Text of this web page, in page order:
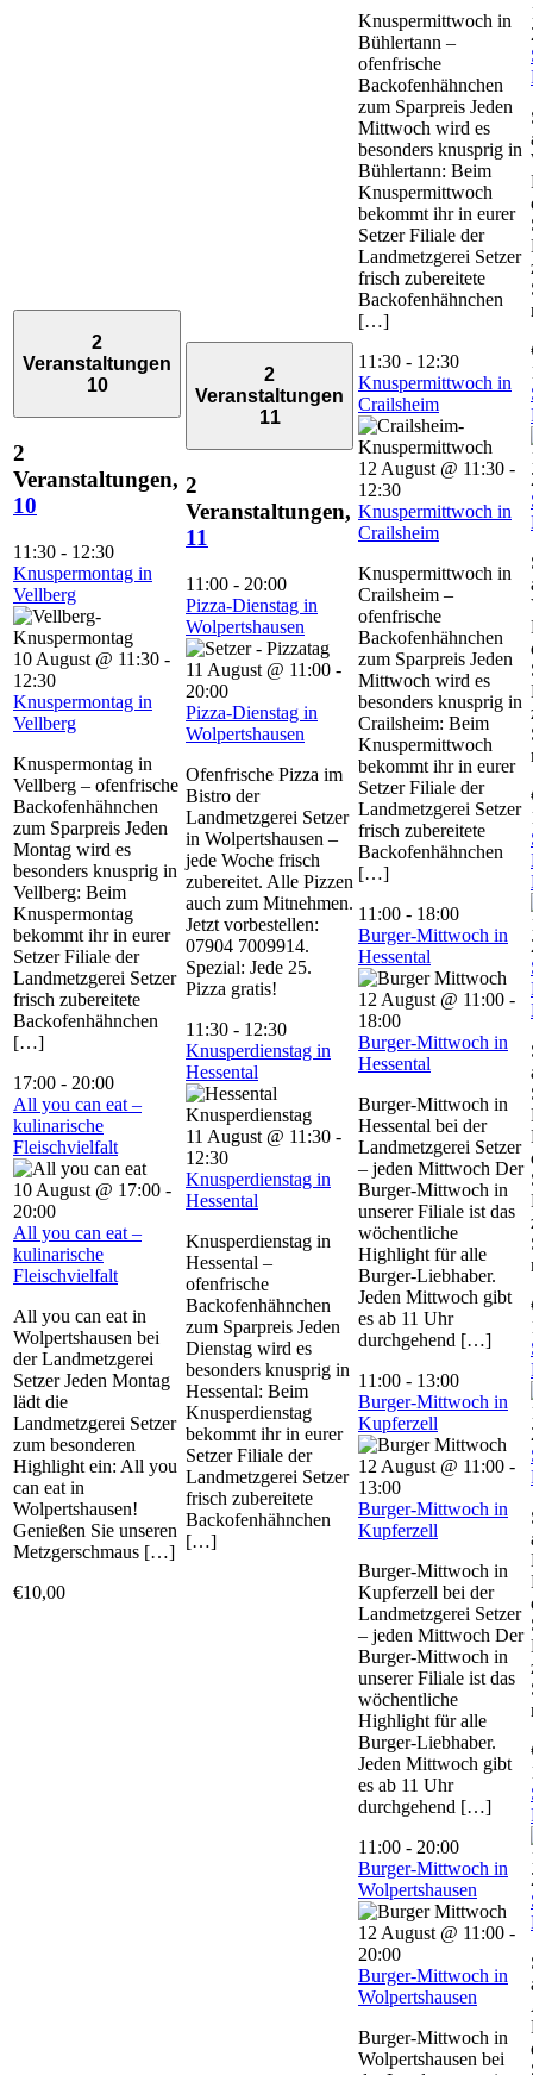
2
Veranstaltungen
10
2
Veranstaltungen,
10
11:30 - 12:30
Knuspermontag in
Vellberg
10 August @ 11:30 -
12:30
Knuspermontag in
Vellberg
Knuspermontag in
Vellberg – ofenfrische
Backofenhähnchen
zum Sparpreis Jeden
Montag wird es
besonders knusprig in
Vellberg: Beim
Knuspermontag
bekommt ihr in eurer
Setzer Filiale der
Landmetzgerei Setzer
frisch zubereitete
Backofenhähnchen
[…]
17:00 - 20:00
All you can eat –
kulinarische
Fleischvielfalt
10 August @ 17:00 -
20:00
All you can eat –
kulinarische
Fleischvielfalt
All you can eat in
Wolpertshausen bei
der Landmetzgerei
Setzer Jeden Montag
lädt die
Landmetzgerei Setzer
zum besonderen
Highlight ein: All you
can eat in
Wolpertshausen!
Genießen Sie unseren
Metzgerschmaus […]
€10,00
2
Veranstaltungen
11
2
Veranstaltungen,
11
11:00 - 20:00
Pizza-Dienstag in
Wolpertshausen
11 August @ 11:00 -
20:00
Pizza-Dienstag in
Wolpertshausen
Ofenfrische Pizza im
Bistro der
Landmetzgerei Setzer
in Wolpertshausen –
jede Woche frisch
zubereitet. Alle Pizzen
auch zum Mitnehmen.
Jetzt vorbestellen:
07904 7009914.
Spezial: Jede 25.
Pizza gratis!
11:30 - 12:30
Knusperdienstag in
Hessental
11 August @ 11:30 -
12:30
Knusperdienstag in
Hessental
Knusperdienstag in
Hessental –
ofenfrische
Backofenhähnchen
zum Sparpreis Jeden
Dienstag wird es
besonders knusprig in
Hessental: Beim
Knusperdienstag
bekommt ihr in eurer
Setzer Filiale der
Landmetzgerei Setzer
frisch zubereitete
Backofenhähnchen
[…]
Knuspermittwoch in
Bühlertann –
ofenfrische
Backofenhähnchen
zum Sparpreis Jeden
Mittwoch wird es
besonders knusprig in
Bühlertann: Beim
Knuspermittwoch
bekommt ihr in eurer
Setzer Filiale der
Landmetzgerei Setzer
frisch zubereitete
Backofenhähnchen
[…]
11:30 - 12:30
Knuspermittwoch in
Crailsheim
12 August @ 11:30 -
12:30
Knuspermittwoch in
Crailsheim
Knuspermittwoch in
Crailsheim –
ofenfrische
Backofenhähnchen
zum Sparpreis Jeden
Mittwoch wird es
besonders knusprig in
Crailsheim: Beim
Knuspermittwoch
bekommt ihr in eurer
Setzer Filiale der
Landmetzgerei Setzer
frisch zubereitete
Backofenhähnchen
[…]
11:00 - 18:00
Burger-Mittwoch in
Hessental
12 August @ 11:00 -
18:00
Burger-Mittwoch in
Hessental
Burger-Mittwoch in
Hessental bei der
Landmetzgerei Setzer
– jeden Mittwoch Der
Burger-Mittwoch in
unserer Filiale ist das
wöchentliche
Highlight für alle
Burger-Liebhaber.
Jeden Mittwoch gibt
es ab 11 Uhr
durchgehend […]
11:00 - 13:00
Burger-Mittwoch in
Kupferzell
12 August @ 11:00 -
13:00
Burger-Mittwoch in
Kupferzell
Burger-Mittwoch in
Kupferzell bei der
Landmetzgerei Setzer
– jeden Mittwoch Der
Burger-Mittwoch in
unserer Filiale ist das
wöchentliche
Highlight für alle
Burger-Liebhaber.
Jeden Mittwoch gibt
es ab 11 Uhr
durchgehend […]
11:00 - 20:00
Burger-Mittwoch in
Wolpertshausen
12 August @ 11:00 -
20:00
Burger-Mittwoch in
Wolpertshausen
Burger-Mittwoch in
Wolpertshausen bei